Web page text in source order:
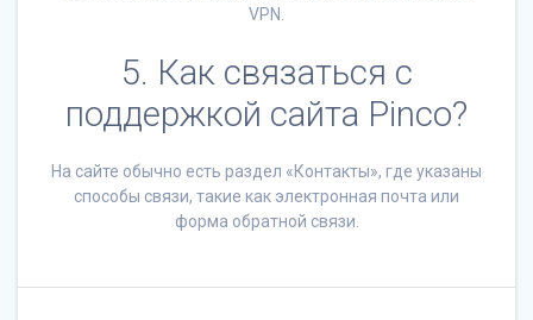
VPN.
5. Как связаться с
поддержкой сайта Pinco?
На сайте обычно есть раздел «Контакты», где указаны
способы связи, такие как электронная почта или
форма обратной связи.